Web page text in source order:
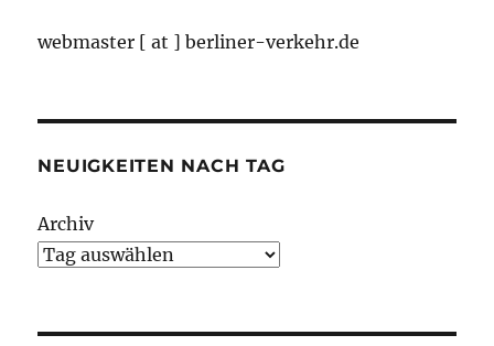
webmaster [ at ] berliner-verkehr.de
NEUIGKEITEN NACH TAG
Archiv